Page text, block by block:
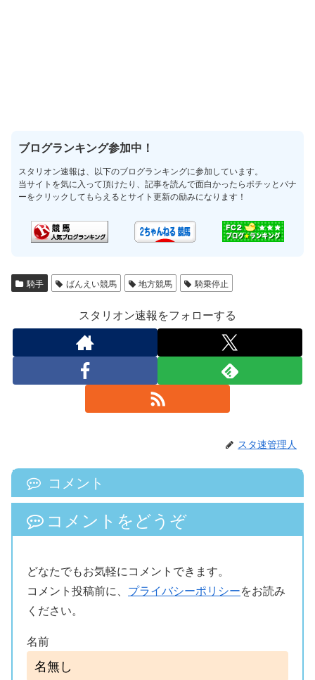
ブログランキング参加中！
スタリオン速報は、以下のブログランキングに参加しています。
当サイトを気に入って頂けたり、記事を読んで面白かったらポチッとバナ
ーをクリックしてもらえるとサイト更新の励みになります！
騎手 ばんえい競馬 地方競馬 騎乗停止
スタリオン速報をフォローする
スタ速管理人
コメント
コメントをどうぞ
どなたでもお気軽にコメントできます。
コメント投稿前に、 プライバシーポリシーをお読み
ください。
名前